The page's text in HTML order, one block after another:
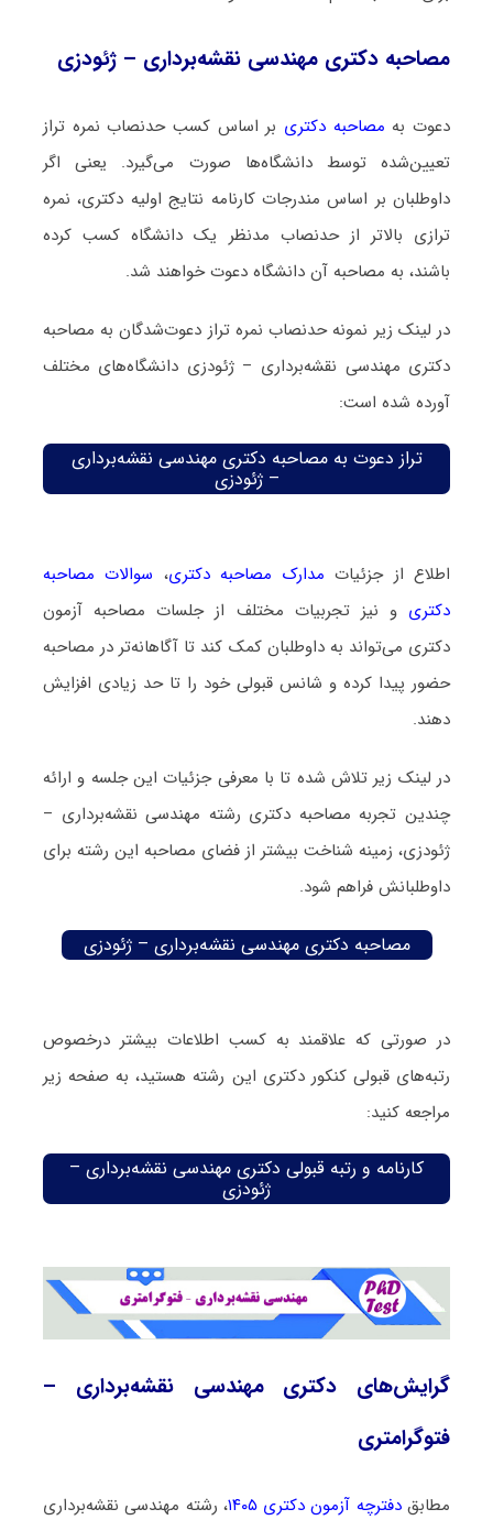
مصاحبه دکتری مهندسی نقشه‌برداری – ژئودزی
دعوت به مصاحبه دکتری بر اساس کسب حدنصاب نمره تراز
تعیین‌شده توسط دانشگاه‌ها صورت می‌گیرد. یعنی اگر
داوطلبان بر اساس مندرجات کارنامه نتایج اولیه دکتری، نمره
ترازی بالاتر از حدنصاب مدنظر یک دانشگاه کسب کرده
باشند، به مصاحبه آن دانشگاه دعوت خواهند شد.
در لینک زیر نمونه حدنصاب نمره تراز دعوت‌شدگان به مصاحبه
دکتری مهندسی نقشه‌برداری – ژئودزی دانشگاه‌های مختلف
آورده شده است:
تراز دعوت به مصاحبه دکتری مهندسی نقشه‌برداری
– ژئودزی
اطلاع از جزئیات مدارک مصاحبه دکتری، سوالات مصاحبه
دکتری و نیز تجربیات مختلف از جلسات مصاحبه آزمون
دکتری می‌تواند به داوطلبان کمک کند تا آگاهانه‌تر در مصاحبه
حضور پیدا کرده و شانس قبولی خود را تا حد زیادی افزایش
دهند.
در لینک زیر تلاش شده تا با معرفی جزئیات این جلسه و ارائه
چندین تجربه مصاحبه دکتری رشته مهندسی نقشه‌برداری –
ژئودزی، زمینه شناخت بیشتر از فضای مصاحبه این رشته برای
داوطلبانش فراهم شود.
مصاحبه دکتری مهندسی نقشه‌برداری – ژئودزی
در صورتی که علاقمند به کسب اطلاعات بیشتر درخصوص
رتبه‌های قبولی کنکور دکتری این رشته هستید، به صفحه زیر
مراجعه کنید:
کارنامه و رتبه قبولی دکتری مهندسی نقشه‌برداری –
ژئودزی
گرایش‌های دکتری مهندسی نقشه‌برداری –
فتوگرامتری
مطابقدفترچه آزمون دکتری ۱۴۰۵
، رشته مهندسی نقشه‌برداری